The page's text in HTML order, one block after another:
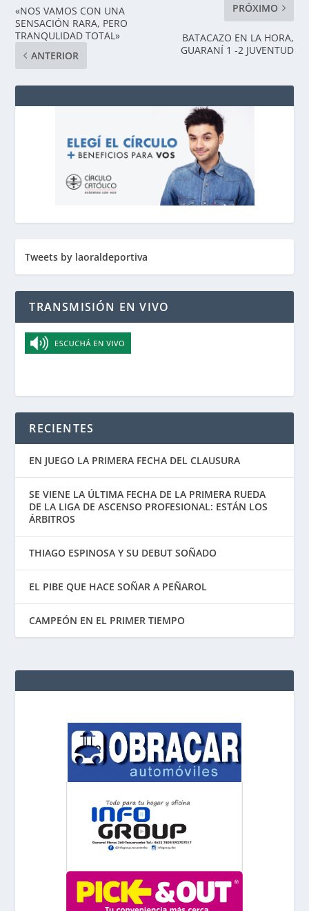
«NOS VAMOS CON UNA
SENSACIÓN RARA, PERO
TRANQULIDAD TOTAL»
ANTERIOR
PRÓXIMO
BATACAZO EN LA HORA,
GUARANÍ 1 -2 JUVENTUD
Tweets by laoraldeportiva
TRANSMISIÓN EN VIVO
RECIENTES
EN JUEGO LA PRIMERA FECHA DEL CLAUSURA
SE VIENE LA ÚLTIMA FECHA DE LA PRIMERA RUEDA
DE LA LIGA DE ASCENSO PROFESIONAL: ESTÁN LOS
ÁRBITROS
THIAGO ESPINOSA Y SU DEBUT SOÑADO
EL PIBE QUE HACE SOÑAR A PEÑAROL
CAMPEÓN EN EL PRIMER TIEMPO